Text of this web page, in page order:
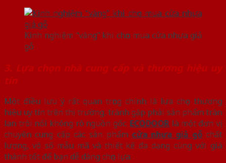
Kinh nghiệm “vàng” khi chọn mua cửa nhựa giả
gỗ
3. Lựa chọn nhà cung cấp và thương hiệu uy
tín
Một điều lưu ý rất quan trọng chính là lựa chọn thương
hiệu uy tín trên thị trường, tránh gặp phải sản phẩm tràn
lan trôi nổi không rõ nguồn gốc. ECODOOR là một đơn vị
chuyên cung cấp các sản phẩm cửa nhựa giả gỗchất
lượng, vô số mẫu mã và thiết kế đa dạng cùng với giá
thành tốt để bạn dễ dàng chọn lựa.